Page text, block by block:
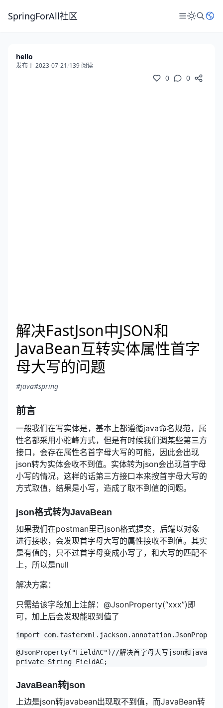
SpringForAll社区
hello
发布于 2023-07-21/139 阅读
0 0
解决FastJson中JSON和
JavaBean互转实体属性首字
母大写的问题
#java#spring
前言
一般我们在写实体是，基本上都遵循java命名规范，属
性名都采用小驼峰方式，但是有时候我们调某些第三方
接口，会存在属性名首字母大写的可能，因此会出现
json转为实体会收不到值。实体转为json会出现首字母
小写的情况，这样的话第三方接口本来按首字母大写的
方式取值，结果是小写，造成了取不到值的问题。
json格式转为JavaBean
如果我们在postman里已json格式提交，后端以对象
进行接收，会发现首字母大写的属性接收不到值。其实
是有值的，只不过首字母变成小写了，和大写的匹配不
上，所以是null
解决方案：
只需给该字段加上注解：@JsonProperty(“xxx”)即
可，加上后会发现能取到值了
import
@JsonProperty("FieldAC")//解决首字母大写json和javabean
private String FieldAC;
JavaBean转json
上边是json转javabean出现取不到值，而JavaBean转